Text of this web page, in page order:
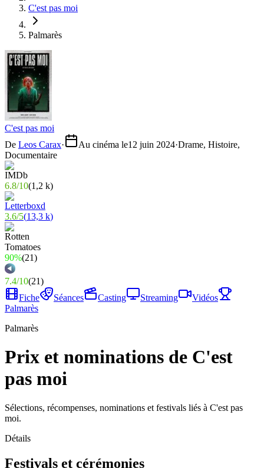
C'est pas moi
Palmarès
C'est pas moi
De Leos Carax· Au cinéma le12 juin 2024·Drame, Histoire,
Documentaire
6.8/10(1,2 k)
3.6/5(13,3 k)
90%(21)
7.4/10(21)
Fiche
Séances Casting Streaming
Vidéos
Palmarès
Palmarès
Prix et nominations de C'est
pas moi
Sélections, récompenses, nominations et festivals liés à C'est pas
moi.
Détails
Festivals et cérémonies